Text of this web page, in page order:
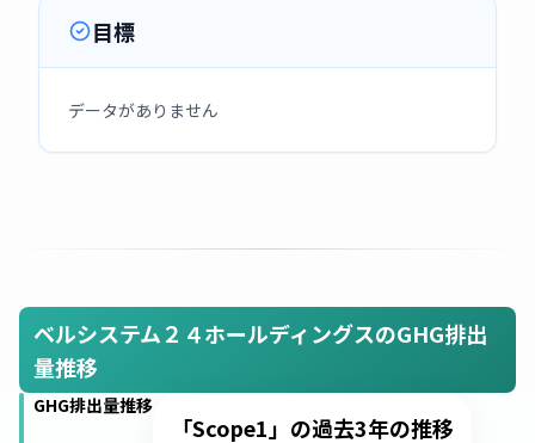
目標
データがありません
ベルシステム２４ホールディングスのGHG排出
量推移
GHG排出量推移
「Scope1」の過去3年の推移